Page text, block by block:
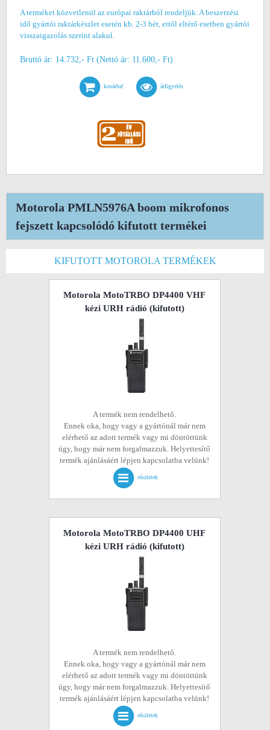
A terméket közvetlenül az európai raktárból rendeljük. A beszerzési
idő gyártói raktárkészlet esetén kb. 2-3 hét, ettől eltérő esetben gyártói
visszaigazolás szerint alakul.
Bruttó ár: 14.732,- Ft (Nettó ár: 11.600,- Ft)
kosárba! árfigyelés
Motorola PMLN5976A boom mikrofonos
fejszett kapcsolódó kifutott termékei
KIFUTOTT MOTOROLA TERMÉKEK
Motorola MotoTRBO DP4400 VHF
kézi URH rádió (kifutott)
A termék nem rendelhető.
Ennek oka, hogy vagy a gyártónál már nem
elérhető az adott termék vagy mi döntöttünk
úgy, hogy már nem forgalmazzuk. Helyettesítő
termék ajánlásáért lépjen kapcsolatba velünk!
részletek
Motorola MotoTRBO DP4400 UHF
kézi URH rádió (kifutott)
A termék nem rendelhető.
Ennek oka, hogy vagy a gyártónál már nem
elérhető az adott termék vagy mi döntöttünk
úgy, hogy már nem forgalmazzuk. Helyettesítő
termék ajánlásáért lépjen kapcsolatba velünk!
részletek